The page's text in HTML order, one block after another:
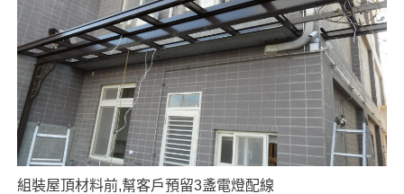
組裝屋頂材料前,幫客戶預留3盞電燈配線